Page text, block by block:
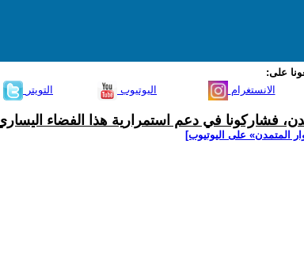
على:
التويتر اليوتيوب الانستغرام
فشاركونا في دعم استمرارية هذا الفضاء
المتمدن» على اليوتيوب]